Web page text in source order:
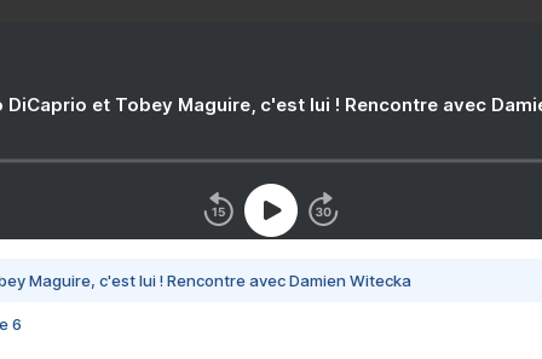
DiCaprio et Tobey Maguire, c'est lui ! Rencontre avec
Maguire, c'est lui ! Rencontre avec Damien Witecka
6